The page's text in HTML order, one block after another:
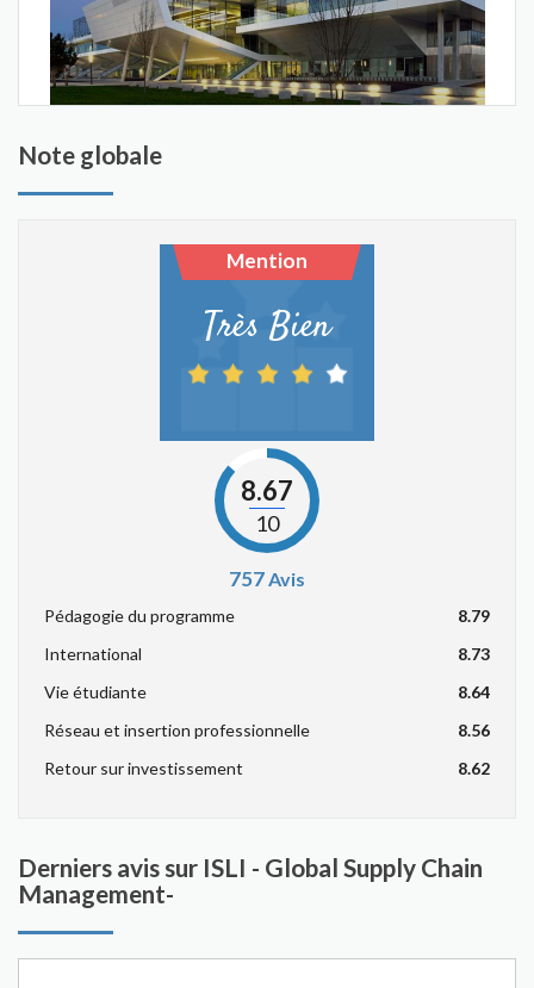
Note globale
Mention
Très Bien
8.67
10
757Avis
Pédagogie du programme
8.79
International
8.73
Vie étudiante
8.64
Réseau et insertion professionnelle
8.56
Retour sur investissement
8.62
Derniers avis sur ISLI - Global Supply Chain
Management-